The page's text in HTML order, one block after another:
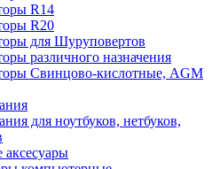
R14
R20
для Шуруповертов
различного назначения
Свинцово-кислотные, AGM
для ноутбуков, нетбуков,
аксесуары